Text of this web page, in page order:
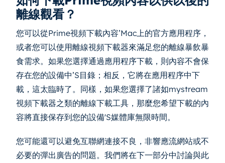
離線觀看？
您可以從Prime視頻下載內容’Mac上的官方應用程序，
或者您可以使用離線視頻下載器來滿足您的離線暴飲暴
食需求。如果您選擇通過應用程序下載，則內容不會保
存在您的設備中’S目錄；相反，它將在應用程序中下
載，這太臨時了。同樣，如果您選擇了諸如mystream
視頻下載器之類的離線下載工具，那麼您希望下載的內
容將直接保存到您的設備'S媒體庫無限時間。
您可能還可以避免互聯網連接不良，非響應流網站或不
必要的彈出廣告的問題。我們將在下一部分中討論與此